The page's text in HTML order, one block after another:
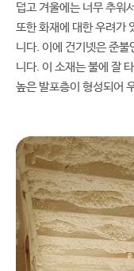
덥고 겨울에는 너무 추워
또한 화재에 대한 우려가
니다. 이에 건기넷은 준
니다. 이 소재는 불에 잘
높은 발포층이 형성되어